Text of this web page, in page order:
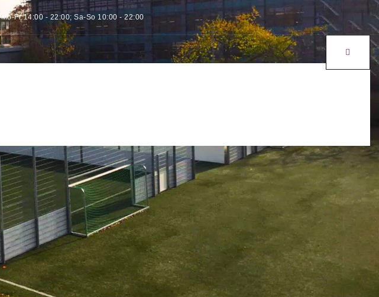
Mo-Fr 14:00 - 22:00; Sa-So 10:00 - 22:00